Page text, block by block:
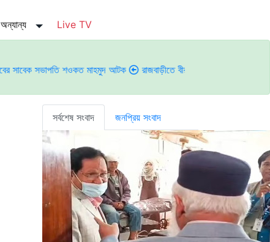
অন্যান্য Live TV
শওকত মাহমুদ আটক রাজবাড়ীতে বীর মুক্তিযোদ্ধাদের জন্য সংরক্ষিত
সর্বশেষ সংবাদ জনপ্রিয় সংবাদ